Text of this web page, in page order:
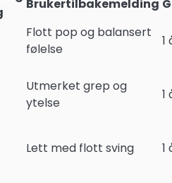
Brukertilbakemelding
Flott pop og balansert
følelse
1
Utmerket grep og
ytelse
1
Lett med flott sving 1